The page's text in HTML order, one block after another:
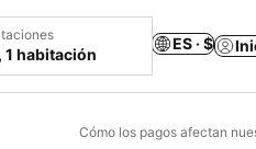
1 habitación
ES · $
Cómo los pagos afectan